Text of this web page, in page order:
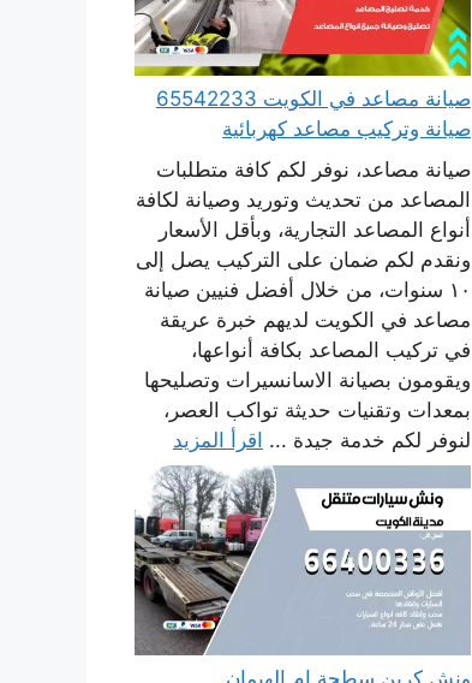
صيانة مصاعد في الكويت 65542233
صيانة وتركيب مصاعد كهربائية
صيانة مصاعد، نوفر لكم كافة متطلبات
المصاعد من تحديث وتوريد وصيانة لكافة
أنواع المصاعد التجارية، وبأقل الأسعار
ونقدم لكم ضمان على التركيب يصل إلى
١٠ سنوات، من خلال أفضل فنيين صيانة
مصاعد في الكويت لديهم خبرة عريقة
في تركيب المصاعد بكافة أنواعها،
ويقومون بصيانة الاسانسيرات وتصليحها
بمعدات وتقنيات حديثة تواكب العصر،
لنوفر لكم خدمة جيدة ... اقرأ المزيد
ونش كرين سطحة ام الهيمان